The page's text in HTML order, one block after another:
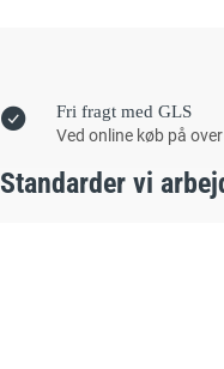
Fri fragt med GLS
Ved online køb på
Standarder vi